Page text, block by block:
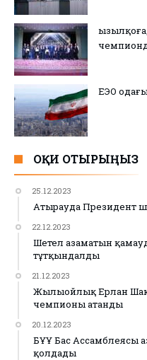
ЕЭО
ОҚИ ОТЫРЫҢЫЗ
25.12.2023
Атырауда Президент
22.12.2023
Шетел азаматын
тұтқындалды
21.12.2023
Жылыойлық Ерлан
чемпионы атанды
20.12.2023
БҰҰ Бас Ассамблеясы
қолдады